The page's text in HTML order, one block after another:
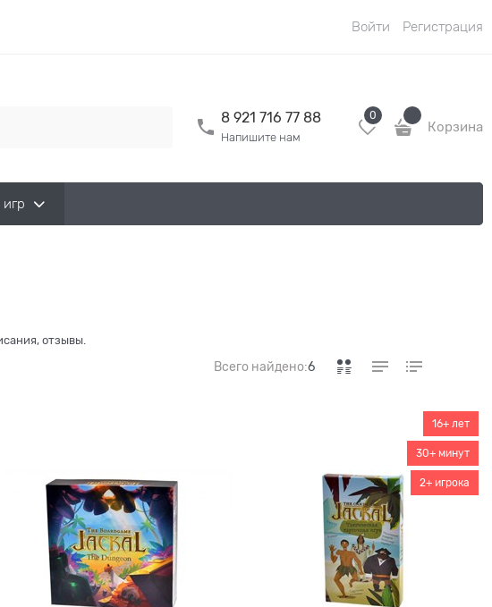
Войти Регистрация
8 921 716 77 88
Напишите нам
0
Корзина
отзывы.
Всего найдено:6
16+ лет
30+ минут
2+ игрока